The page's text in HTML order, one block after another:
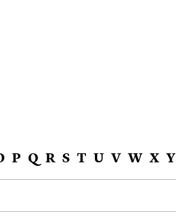
P Q R S T U V W X Y